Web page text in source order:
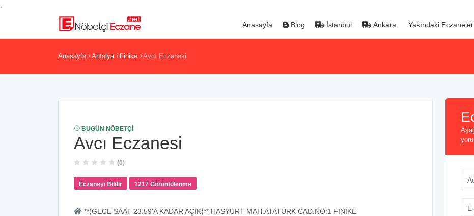
Anasayfa Blog İstanbul Ankara Yakındaki Eczaneler
Anasayfa Antalya Finike Avcı Eczanesi
BUGÜN NÖBETÇI
Avcı Eczanesi
(0)
Eczaneyi Bildir 1217 Görüntülenme
**(GECE SAAT 23.59'A KADAR AÇIK)** HASYURT MAH.ATATÜRK CAD.NO:1 FİNİKE